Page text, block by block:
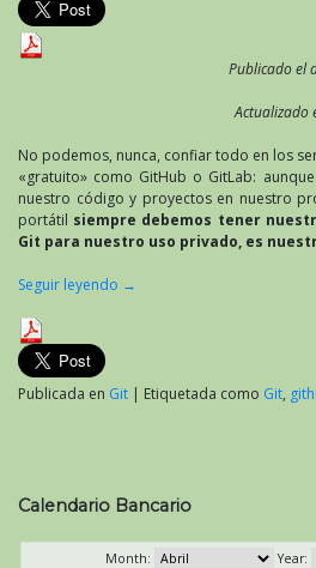
un
nuestros
servidores
Git
privados
y
(GitHub)
Publicado el
Actualizado
No podemos, nunca, confiar todo en los
«gratuito» como GitHub o GitLab:
nuestro código y proyectos en nuestro
portátil siempre debemos tener
Git para nuestro uso privado, es
Seguir leyendo →
Publicada en Git | Etiquetada como Git,
Calendario Bancario
Month:
Year: